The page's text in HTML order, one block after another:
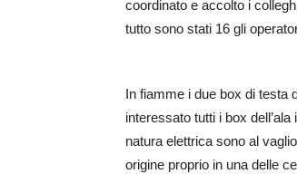
coordinato e accolto i
tutto sono stati 16 gli
In fiamme i due box di testa
interessato tutti i box
natura elettrica sono al
origine proprio in una delle